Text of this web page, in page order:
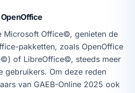
Microsoft Office©, genieten de
pakketten, zoals OpenOffice
of LibreOffice©, steeds meer
gebruikers. Om deze reden
van GAEB-Online 2025 ook